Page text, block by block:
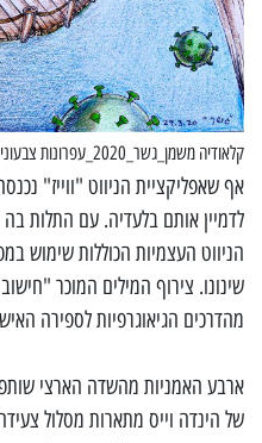
קלאודיה משמן_גשר_2020_עפרונות צבעוניים ועט שחור על נייר
אף שאפליקציית הניווט "ווייז"
לדמיין אותם בלעדיה. עם התלות בה
הניווט העצמיות הכוללות שימוש
שינונו. צירוף המילים המוכר
מהדרכים הגיאוגרפיות לספירה
ארבע האמניות מהשדה הארצי
של הינדה וייס מתארות מסלול